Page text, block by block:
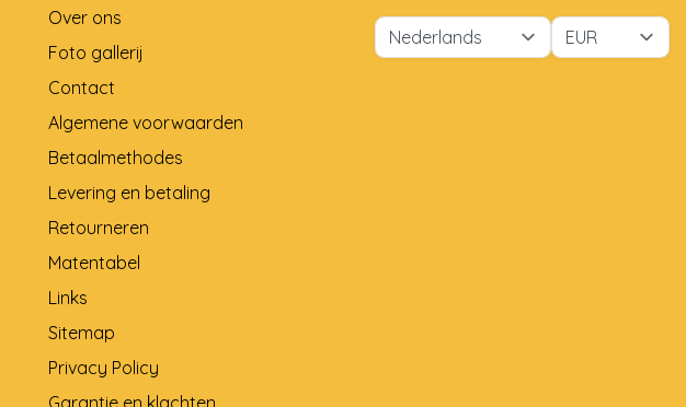
Over ons
Foto gallerij
Contact
Algemene voorwaarden
Betaalmethodes
Levering en betaling
Retourneren
Matentabel
Links
Sitemap
Privacy Policy
Garantie en klachten